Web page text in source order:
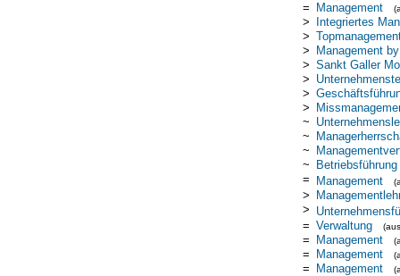
= Management
> Integriertes
>
> Management
> Sankt Galler
>
>
>
~
~
~
~ Betriebsführung
= Management
>
>
= Verwaltung
= Management
= Management
= Management